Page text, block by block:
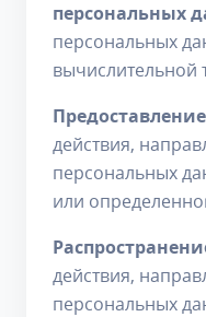
персональных
персональных
вычислительной
действия,
персональных
или
действия,
персональных